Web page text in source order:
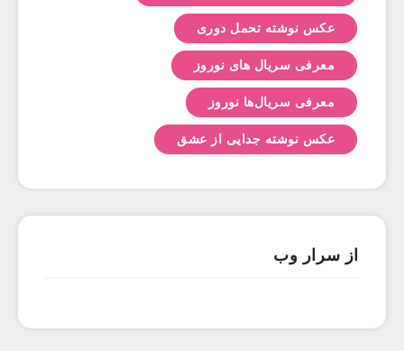
عکس نوشته تحمل دوری
معرفی سریال های نوروز
معرفی سریال‌ها نوروز
عکس نوشته جدایی از عشق
از سرار وب